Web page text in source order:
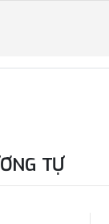
TỰ